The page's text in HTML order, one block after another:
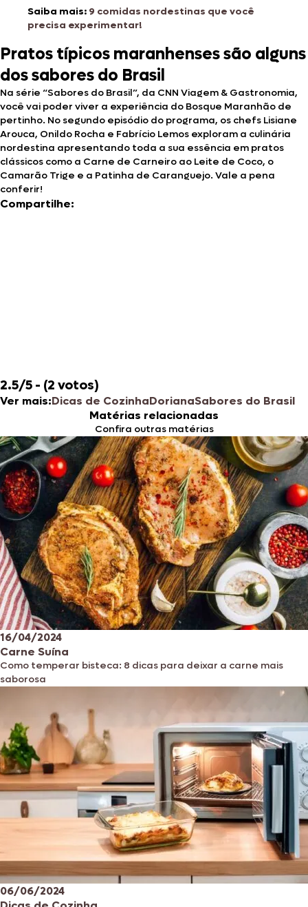
Saiba mais: 9 comidas nordestinas que você
precisa experimentar!
Pratos típicos maranhenses são alguns
dos sabores do Brasil
Na série “Sabores do Brasil”, da CNN Viagem & Gastronomia,
você vai poder viver a experiência do Bosque Maranhão de
pertinho. No segundo episódio do programa, os chefs Lisiane
Arouca, Onildo Rocha e Fabrício Lemos exploram a culinária
nordestina apresentando toda a sua essência em pratos
clássicos como a Carne de Carneiro ao Leite de Coco, o
Camarão Trige e a Patinha de Caranguejo. Vale a pena
conferir!
Compartilhe:
2.5/5 - (2 votos)
Ver mais:Dicas de CozinhaDorianaSabores do Brasil
Matérias relacionadas
Confira outras matérias
16/04/2024
Carne Suína
Como temperar bisteca: 8 dicas para deixar a carne mais
saborosa
06/06/2024